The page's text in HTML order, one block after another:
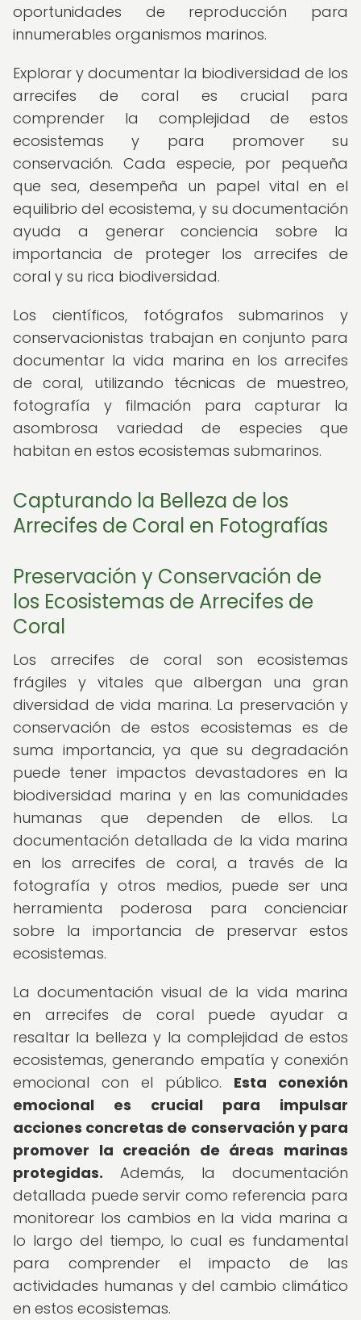
oportunidades de reproducción para
innumerables organismos marinos.
Explorar y documentar la biodiversidad de los
arrecifes de coral es crucial para
comprender la complejidad de estos
ecosistemas y para promover su
conservación. Cada especie, por pequeña
que sea, desempeña un papel vital en el
equilibrio del ecosistema, y su documentación
ayuda a generar conciencia sobre la
importancia de proteger los arrecifes de
coral y su rica biodiversidad.
Los científicos, fotógrafos submarinos y
conservacionistas trabajan en conjunto para
documentar la vida marina en los arrecifes
de coral, utilizando técnicas de muestreo,
fotografía y filmación para capturar la
asombrosa variedad de especies que
habitan en estos ecosistemas submarinos.
Capturando la Belleza de los
Arrecifes de Coral en Fotografías
Preservación y Conservación de
los Ecosistemas de Arrecifes de
Coral
Los arrecifes de coral son ecosistemas
frágiles y vitales que albergan una gran
diversidad de vida marina. La preservación y
conservación de estos ecosistemas es de
suma importancia, ya que su degradación
puede tener impactos devastadores en la
biodiversidad marina y en las comunidades
humanas que dependen de ellos. La
documentación detallada de la vida marina
en los arrecifes de coral, a través de la
fotografía y otros medios, puede ser una
herramienta poderosa para concienciar
sobre la importancia de preservar estos
ecosistemas.
La documentación visual de la vida marina
en arrecifes de coral puede ayudar a
resaltar la belleza y la complejidad de estos
ecosistemas, generando empatía y conexión
emocional con el público. Esta conexión
emocional es crucial para impulsar
acciones concretas de conservación y para
promover la creación de áreas marinas
protegidas. Además, la documentación
detallada puede servir como referencia para
monitorear los cambios en la vida marina a
lo largo del tiempo, lo cual es fundamental
para comprender el impacto de las
actividades humanas y del cambio climático
en estos ecosistemas.